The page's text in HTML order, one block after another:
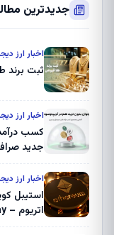
جدیدترین
اخبار ارز
ثبت برند
اخبار ارز
کسب
جدید
اخبار ارز
استیبل
اتریوم – U.Today راه اندازی می شود